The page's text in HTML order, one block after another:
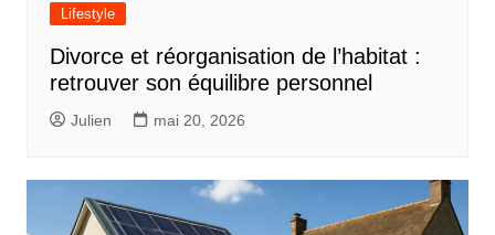
Lifestyle
Divorce et réorganisation de l’habitat :
retrouver son équilibre personnel
Julien mai 20, 2026